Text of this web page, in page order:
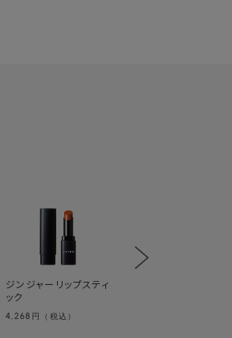
ジンジャーリップスティ
ック
4,268 円（税込）